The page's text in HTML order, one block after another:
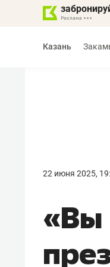
Казань
22 июня 2025,
«Вы